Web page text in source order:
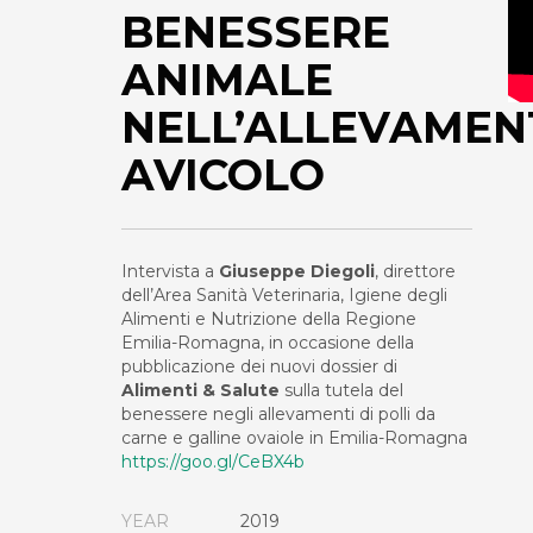
BENESSERE
ANIMALE
AVICOLO
Intervista a Giuseppe Diegoli, direttore
dell’Area Sanità Veterinaria, Igiene degli
Alimenti e Nutrizione della Regione
Emilia-Romagna, in occasione della
pubblicazione dei nuovi dossier di
Alimenti & Salute sulla tutela del
benessere negli allevamenti di polli da
carne e galline ovaiole in Emilia-Romagna
https://goo.gl/CeBX4b
YEAR 2019